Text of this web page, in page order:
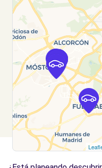
MOSTOLES, 28937
Ver agencia
Free2Move Rent -
(C)
CALLE SIMON
Móstoles, 28936
Ver agencia
Free2move Rent -